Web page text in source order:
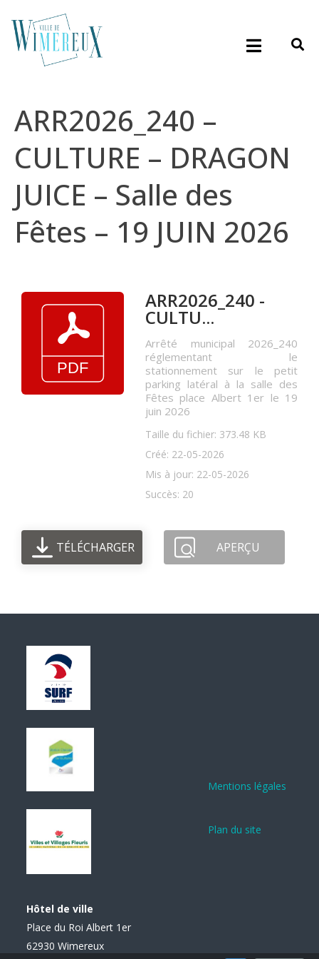
ARR2026_240 –
CULTURE – DRAGON
JUICE – Salle des
Fêtes – 19 JUIN 2026
ARR2026_240 -
CULTU...
Arrêté municipal 2026_240
réglementant le
stationnement sur le petit
parking latéral à la salle des
Fêtes place Albert 1er le 19
juin 2026
Taille du fichier: 373.48 KB
Créé: 22-05-2026
Mis à jour: 22-05-2026
Succès: 20
TÉLÉCHARGER APERÇU
Hôtel de ville
Place du Roi Albert 1er
62930 Wimereux
Mentions légales
Plan du site